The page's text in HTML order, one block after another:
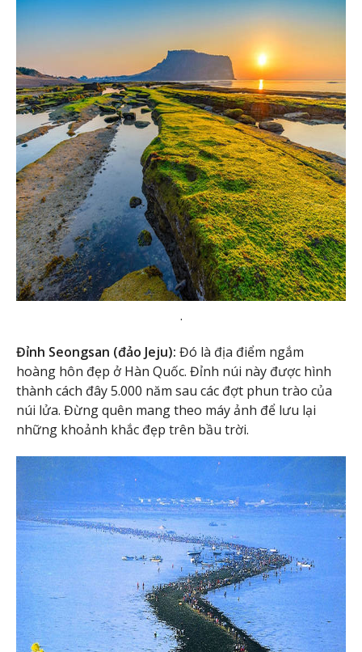
.
Đỉnh Seongsan (đảo Jeju): Đó là địa điểm ngắm
hoàng hôn đẹp ở Hàn Quốc. Đỉnh núi này được hình
thành cách đây 5.000 năm sau các đợt phun trào của
núi lửa. Đừng quên mang theo máy ảnh để lưu lại
những khoảnh khắc đẹp trên bầu trời.